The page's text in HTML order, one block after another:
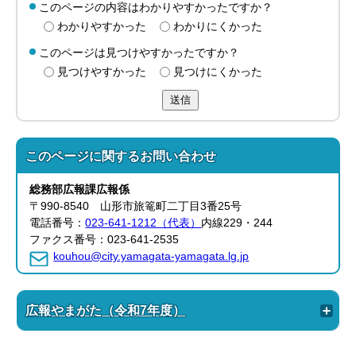
このページの内容はわかりやすかったですか？
わかりやすかった
わかりにくかった
このページは見つけやすかったですか？
見つけやすかった
見つけにくかった
送信
このページに関するお問い合わせ
総務部広報課広報係
〒990-8540 山形市旅篭町二丁目3番25号
電話番号：023-641-1212（代表） 内線229・244
ファクス番号：023-641-2535
kouhou@city.yamagata-yamagata.lg.jp
広報やまがた（令和7年度）